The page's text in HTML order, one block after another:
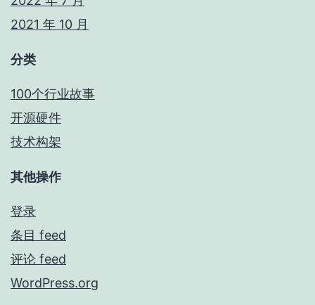
2021 年 10 月
分类
100个行业故事
开源硬件
技术构架
其他操作
登录
条目 feed
评论 feed
WordPress.org